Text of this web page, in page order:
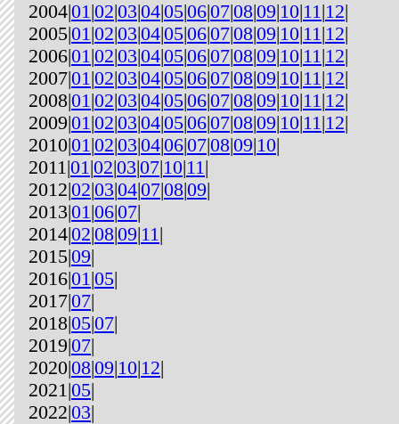
2004|01|02|03|04|05|06|07|08|09|10|11|12|
2005|01|02|03|04|05|06|07|08|09|10|11|12|
2006|01|02|03|04|05|06|07|08|09|10|11|12|
2007|01|02|03|04|05|06|07|08|09|10|11|12|
2008|01|02|03|04|05|06|07|08|09|10|11|12|
2009|01|02|03|04|05|06|07|08|09|10|11|12|
2010|01|02|03|04|06|07|08|09|10|
2011|01|02|03|07|10|11|
2012|02|03|04|07|08|09|
2013|01|06|07|
2014|02|08|09|11|
2015|09|
2016|01|05|
2017|07|
2018|05|07|
2019|07|
2020|08|09|10|12|
2021|05|
2022|03|